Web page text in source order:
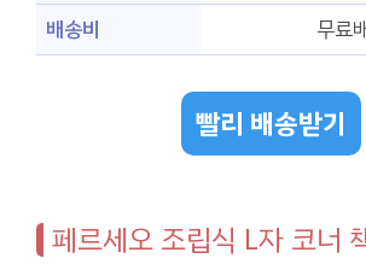
배송비
무료
빨리 배송받기
페르세오 조립식 L자 코너